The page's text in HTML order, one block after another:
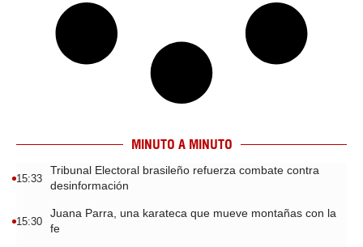
MINUTO A MINUTO
15:33
Tribunal Electoral brasileño refuerza combate contra
desinformación
15:30
Juana Parra, una karateca que mueve montañas con la
fe